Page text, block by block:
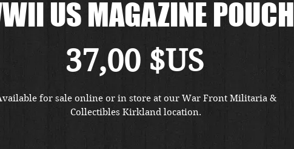
US MAGAZINE POUCH
37,00 $USPrix
for sale online or in store at our War Front Militaria &
Collectibles Kirkland location.